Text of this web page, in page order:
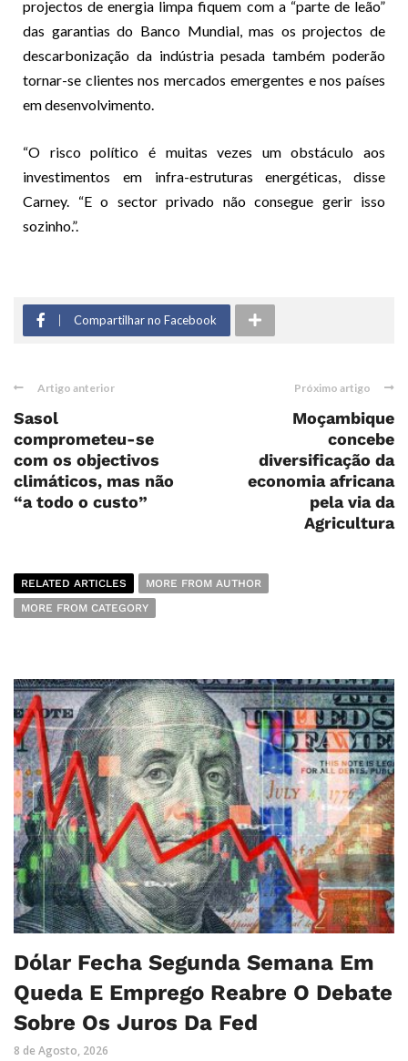
projectos de energia limpa fiquem com a “parte de leão”
das garantias do Banco Mundial, mas os projectos de
descarbonização da indústria pesada também poderão
tornar-se clientes nos mercados emergentes e nos países
em desenvolvimento.
“O risco político é muitas vezes um obstáculo aos
investimentos em infra-estruturas energéticas, disse
Carney. “E o sector privado não consegue gerir isso
sozinho.”.
Compartilhar no Facebook
Artigo anterior
Sasol
comprometeu-se
com os objectivos
climáticos, mas não
“a todo o custo”
Próximo artigo
Moçambique
concebe
diversificação da
economia africana
pela via da
Agricultura
RELATED ARTICLES
MORE FROM AUTHOR
MORE FROM CATEGORY
Dólar Fecha Segunda Semana Em
Queda E Emprego Reabre O Debate
Sobre Os Juros Da Fed
8 de Agosto, 2026